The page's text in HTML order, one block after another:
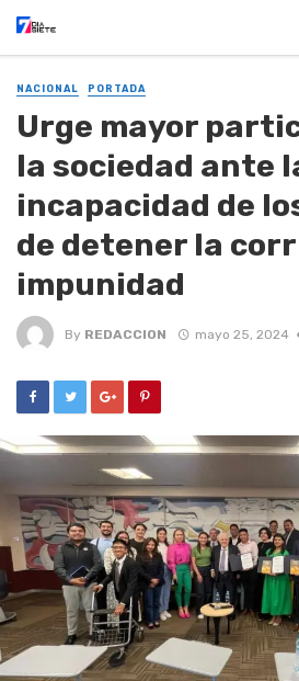
NACIONAL PORTADA
Urge mayor
la sociedad ante
incapacidad de
de detener la
impunidad
By REDACCION mayo 25, 2024